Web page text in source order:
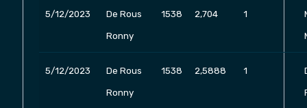
5/12/2023 De Rous
Ronny
1538 2,704 1
5/12/2023 De Rous
Ronny
1538 2,5888 1